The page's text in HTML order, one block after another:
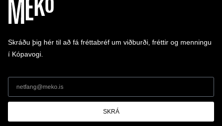
Skráðu þig hér til að fá fréttabréf um viðburði, fréttir og menningu
í Kópavogi.
SKRÁ